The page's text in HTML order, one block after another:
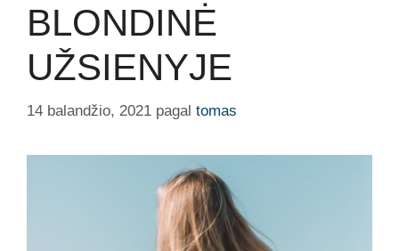
BLONDINĖ
UŽSIENYJE
14 balandžio, 2021 pagal tomas